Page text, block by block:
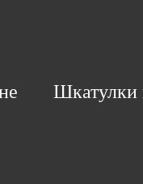
Шкатулки